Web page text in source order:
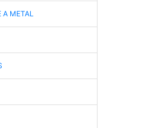
A METAL